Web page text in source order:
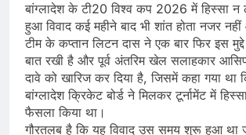
बांग्लादेश के टी20 विश्व कप 2026 में हिस्सा
हुआ विवाद कई महीने बाद भी शांत होता नजर
टीम के कप्तान लिटन दास ने एक बार फिर इस
बात रखी है और पूर्व अंतरिम खेल सलाहकार
दावे को खारिज कर दिया है, जिसमें कहा गया था
बांग्लादेश क्रिकेट बोर्ड ने मिलकर टूर्नामेंट में
फैसला किया था।
गौरतलब है कि यह विवाद उस समय शुरू हुआ था